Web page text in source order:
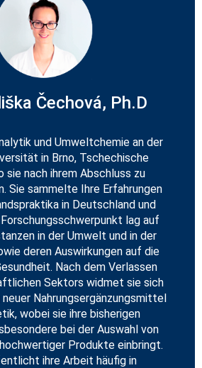
Čechová, Ph.D
und Umweltchemie an der
in Brno, Tschechische
sie nach ihrem Abschluss zu
Sie sammelte Ihre Erfahrungen
in Deutschland und
lag auf
in der Umwelt und in der
deren Auswirkungen auf die
Nach dem Verlassen
Sektors widmet sie sich
Nahrungsergänzungsmittel
wobei sie ihre bisherigen
bei der Auswahl von
Produkte einbringt.
ihre Arbeit häufig in